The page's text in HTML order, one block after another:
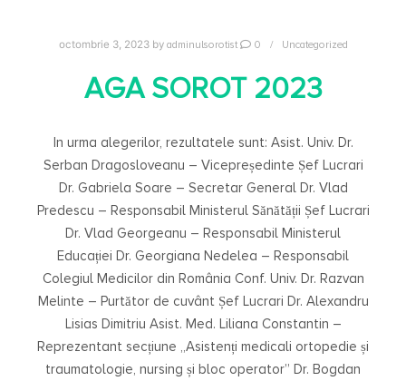
octombrie 3, 2023by adminulsorotist 0 Uncategorized
AGA SOROT 2023
In urma alegerilor, rezultatele sunt: Asist. Univ. Dr.
Serban Dragosloveanu – Vicepreședinte Șef Lucrari
Dr. Gabriela Soare – Secretar General Dr. Vlad
Predescu – Responsabil Ministerul Sănătății Șef Lucrari
Dr. Vlad Georgeanu – Responsabil Ministerul
Educației Dr. Georgiana Nedelea – Responsabil
Colegiul Medicilor din România Conf. Univ. Dr. Razvan
Melinte – Purtător de cuvânt Șef Lucrari Dr. Alexandru
Lisias Dimitriu Asist. Med. Liliana Constantin –
Reprezentant secțiune „Asistenți medicali ortopedie și
traumatologie, nursing și bloc operator” Dr. Bogdan